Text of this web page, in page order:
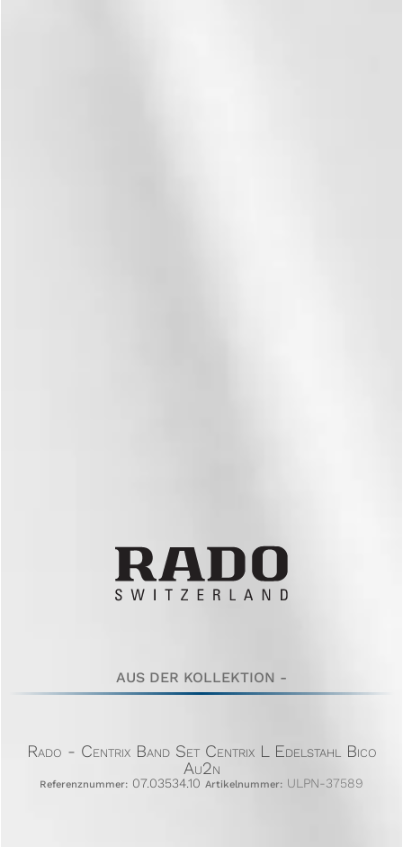
AUS DER KOLLEKTION -
Rado - Centrix Band Set Centrix L Edelstahl Bico
Au2n
Referenznummer: 07.03534.10 Artikelnummer: ULPN-37589